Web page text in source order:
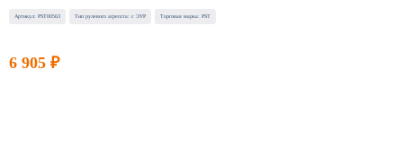
Артикул: PST00563 Тип рулевого агрегата: с ЭУР Торговая марка: PST
6 905 ₽